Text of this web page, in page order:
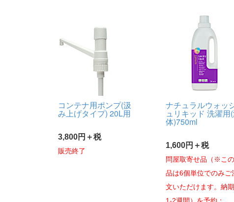
コンテナ用ポンプ(汲
み上げタイプ) 20L用
3,800円＋税
販売終了
ナチュラルウォッ
ュリキッド 洗濯用
体)750ml
1,600円＋税
問屋取寄せ品（※こ
品は6個単位でのみご
文いただけます。納